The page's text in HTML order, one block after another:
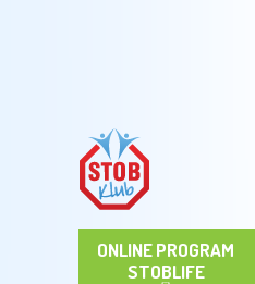
ONLINE PROGRAM
STOBLIFE